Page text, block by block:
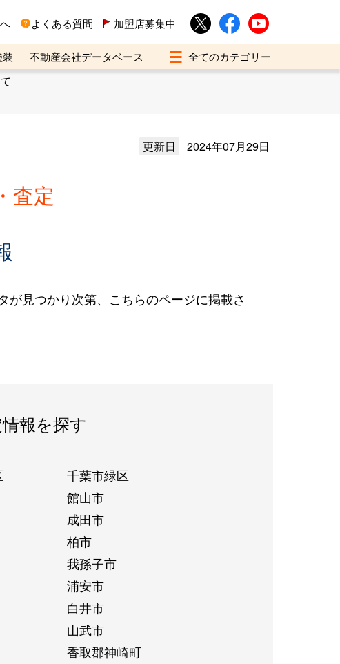
よくある質問 加盟店募集中
不動産会社データベース
更新日 2024年07月29日
査定
見つかり次第、こちらのページに掲載さ
報を探す
千葉市緑区
館山市
成田市
柏市
我孫子市
浦安市
白井市
山武市
香取郡神崎町